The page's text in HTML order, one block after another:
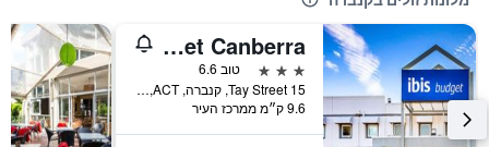
ibis budget Canberra
3 כוכבים
טוב 6.6
15 Tay Street, קנברה, ACT, אוסטרליה
9.6 ק״מ ממרכז העיר